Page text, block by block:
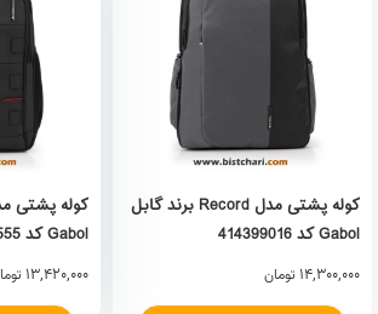
کوله پشتی مدل Record برند گابل
Gabol کد 414399016
14,300,000 تومان
Gabol کد 414555
13,420,000